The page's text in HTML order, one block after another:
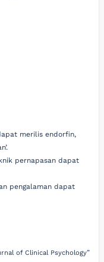
merilis endorfin,
pernapasan dapat
pengalaman dapat
of Clinical Psychology”